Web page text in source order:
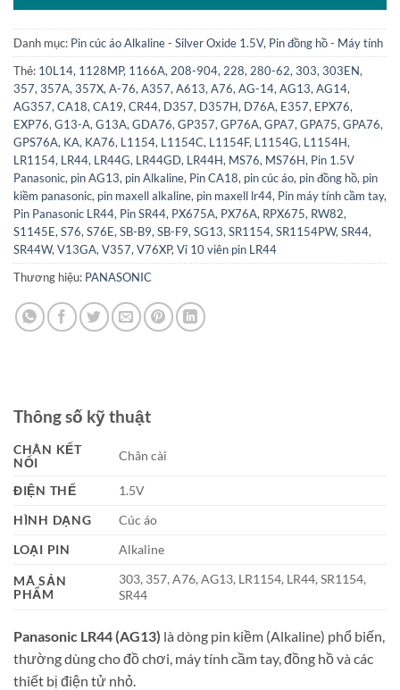
Danh mục: Pin cúc áo Alkaline - Silver Oxide 1.5V, Pin đồng hồ - Máy tính
Thẻ: 10L14, 1128MP, 1166A, 208-904, 228, 280-62, 303, 303EN,
357, 357A, 357X, A-76, A357, A613, A76, AG-14, AG13, AG14,
AG357, CA18, CA19, CR44, D357, D357H, D76A, E357, EPX76,
EXP76, G13-A, G13A, GDA76, GP357, GP76A, GPA7, GPA75, GPA76,
GPS76A, KA, KA76, L1154, L1154C, L1154F, L1154G, L1154H,
LR1154, LR44, LR44G, LR44GD, LR44H, MS76, MS76H, Pin 1.5V
Panasonic, pin AG13, pin Alkaline, Pin CA18, pin cúc áo, pin đồng hồ, pin
kiềm panasonic, pin maxell alkaline, pin maxell lr44, Pin máy tính cầm tay,
Pin Panasonic LR44, Pin SR44, PX675A, PX76A, RPX675, RW82,
S1145E, S76, S76E, SB-B9, SB-F9, SG13, SR1154, SR1154PW, SR44,
SR44W, V13GA, V357, V76XP, Vỉ 10 viên pin LR44
Thương hiệu: PANASONIC
Thông số kỹ thuật
CHÂN KẾT
NỐI
Chân cài
ĐIỆN THẾ
1.5V
HÌNH DẠNG
Cúc áo
LOẠI PIN
Alkaline
MÃ SẢN
PHẨM
303, 357, A76, AG13, LR1154, LR44, SR1154,
SR44
Panasonic LR44 (AG13) là dòng pin kiềm (Alkaline) phổ biến,
thường dùng cho đồ chơi, máy tính cầm tay, đồng hồ và các
thiết bị điện tử nhỏ.